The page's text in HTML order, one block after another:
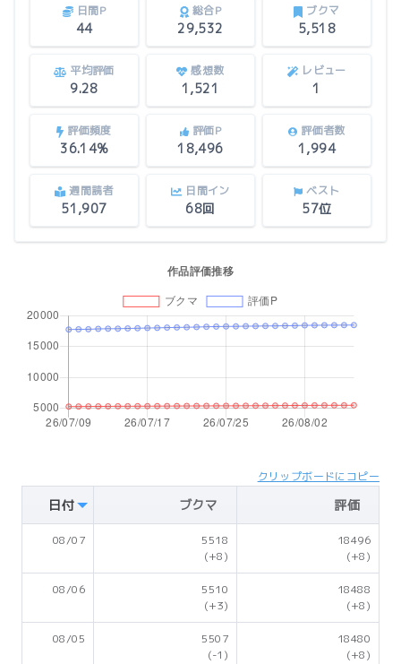
日間P
44
総合P
29,532
ブクマ
5,518
平均評価
9.28
感想数
1,521
レビュー
1
評価頻度
36.14%
評価P
18,496
評価者数
1,994
週間読者
51,907
日間イン
68回
ベスト
57位
クリップボードにコピー
日付 ブクマ 評価
08/07
5518
(+8)
18496
(+8)
08/06
5510
(+3)
18488
(+8)
08/05
5507
(-1)
18480
(+8)